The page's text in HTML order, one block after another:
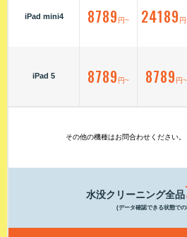
iPad mini4
iPad 5
8789 円~ 24189
8789 円~ 8789 円~
その他の機種はお問合わせください。
水没クリーニング全品
(データ確認できる状態で